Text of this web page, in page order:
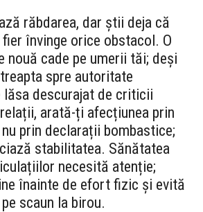
răbdarea, dar știi deja că
învinge orice obstacol. O
nouă cade pe umerii tăi; deși
spre autoritate
lăsa descurajat de criticii
arată-ți afecțiunea prin
prin declarații bombastice;
stabilitatea. Sănătatea
necesită atenție;
înainte de efort fizic și evită
scaun la birou.